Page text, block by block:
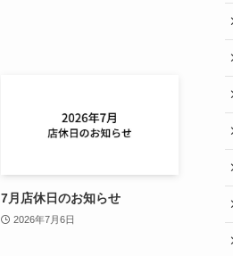
7月店休日のお知らせ
2026年7月6日